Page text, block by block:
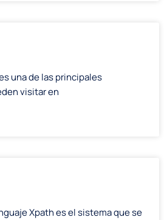
una de las principales
visitar en
Xpath es el sistema que se